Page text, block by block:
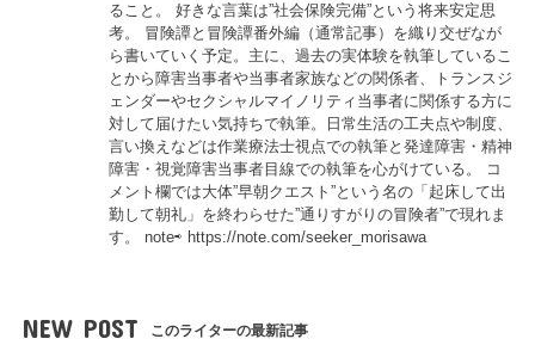
ること。 好きな言葉は”社会保険完備”という将来安定思
考。 冒険譚と冒険譚番外編（通常記事）を織り交ぜなが
ら書いていく予定。主に、過去の実体験を執筆しているこ
とから障害当事者や当事者家族などの関係者、トランスジ
ェンダーやセクシャルマイノリティ当事者に関係する方に
対して届けたい気持ちで執筆。日常生活の工夫点や制度、
言い換えなどは作業療法士視点での執筆と発達障害・精神
障害・視覚障害当事者目線での執筆を心がけている。 コ
メント欄では大体”早朝クエスト”という名の「起床して出
勤して朝礼」を終わらせた”通りすがりの冒険者”で現れま
す。 note⇨ https://note.com/seeker_morisawa
NEW POST このライターの最新記事